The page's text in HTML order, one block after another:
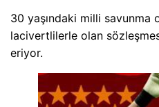
30 yaşındaki milli savunma
lacivertlilerle olan
eriyor.